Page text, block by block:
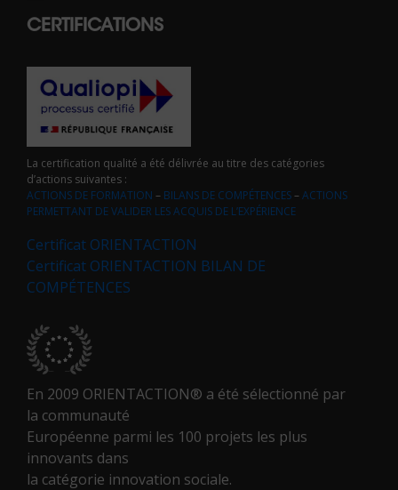
CERTIFICATIONS
La certification qualité a été délivrée au titre des catégories
d’actions suivantes :
ACTIONS DE FORMATION – BILANS DE COMPÉTENCES–ACTIONS
PERMETTANT DE VALIDER LES ACQUIS DE L’EXPÉRIENCE
Certificat ORIENTACTION
Certificat ORIENTACTION BILAN DE
COMPÉTENCES
En 2009 ORIENTACTION® a été sélectionné par
la communauté
Européenne parmi les 100 projets les plus
innovants dans
la catégorie innovation sociale.